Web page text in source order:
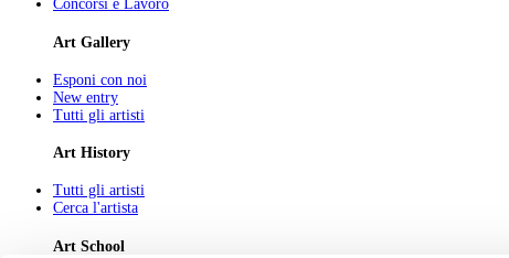
Concorsi e Lavoro
Art Gallery
Esponi con noi
New entry
Tutti gli artisti
Art History
Tutti gli artisti
Cerca l'artista
Art School